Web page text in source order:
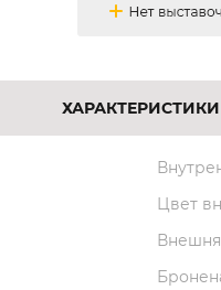
ХАРАКТЕРИСТИКИ
Цвет